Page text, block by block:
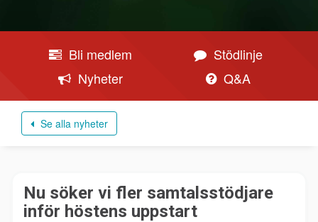
Bli medlem
Stödlinje
Nyheter
Q&A
Se alla nyheter
Nu söker vi fler samtalsstödjare
inför höstens uppstart